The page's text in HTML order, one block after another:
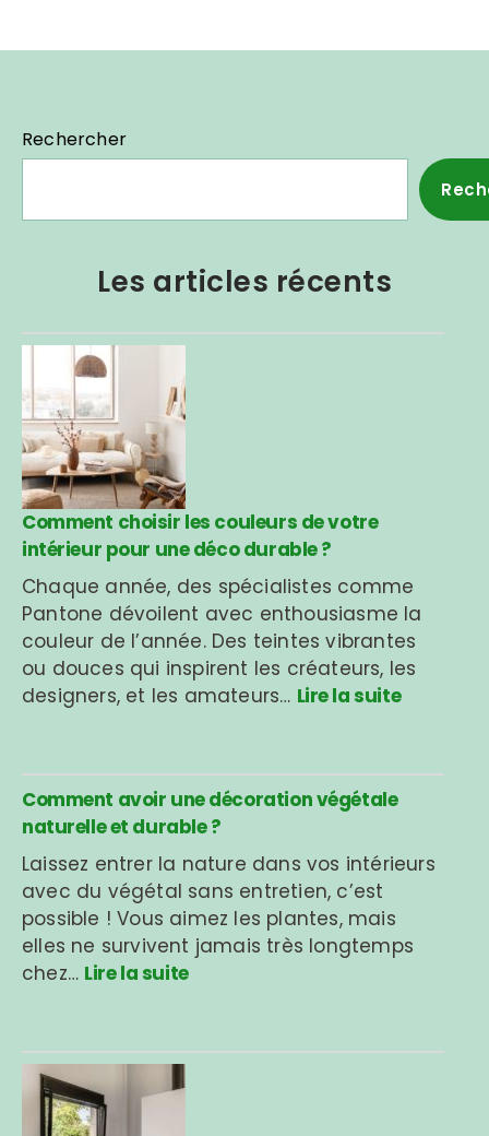
Rechercher
Les articles récents
Comment choisir les couleurs de votre
intérieur pour une déco durable ?
Chaque année, des spécialistes comme
Pantone dévoilent avec enthousiasme la
couleur de l’année. Des teintes vibrantes
ou douces qui inspirent les créateurs, les
designers, et les amateurs… Lire la suite
Comment avoir une décoration végétale
naturelle et durable ?
Laissez entrer la nature dans vos intérieurs
avec du végétal sans entretien, c’est
possible ! Vous aimez les plantes, mais
elles ne survivent jamais très longtemps
chez… Lire la suite